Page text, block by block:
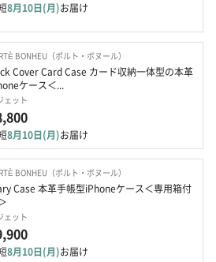
8月10日(月)お届け
BONHEU（ポルト・ボヌール）
Cover Card Case カード収納一体型の本革
ケース＜...
ェット
8月10日(月)お届け
BONHEU（ポルト・ボヌール）
Case 本革手帳型iPhoneケース＜専用箱付
ェット
8月10日(月)お届け